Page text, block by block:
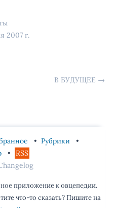
2007 г.
В БУДУЩЕЕ →
Рубрики
RSS
приложение к овцепедии.
что-то сказать? Пишите на